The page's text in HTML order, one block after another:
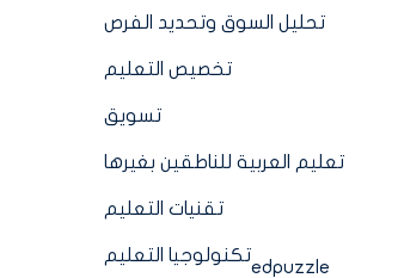
تحليل السوق وتحديد الفرص
تخصيص التعليم
تسويق
تعليم العربية للناطقين بغيرها
تقنيات التعليم
تكنولوجيا التعليم
edpuzzle